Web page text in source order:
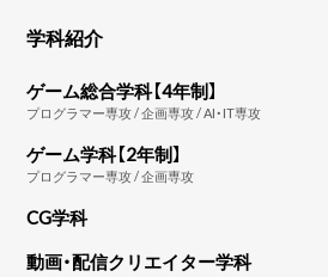
学科紹介
ゲーム総合学科【4年制】
プログラマー専攻 / 企画専攻 / AI・IT専攻
ゲーム学科【2年制】
プログラマー専攻 / 企画専攻
CG学科
動画・配信クリエイター学科